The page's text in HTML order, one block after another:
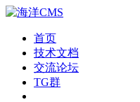
首页
技术文档
交流论坛
TG群